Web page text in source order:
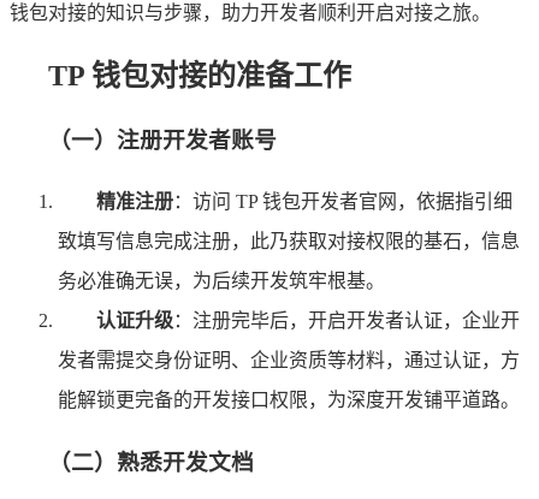
钱包对接的知识与步骤，助力开发者顺利开启对接之旅。
TP 钱包对接的准备工作
（一）注册开发者账号
精准注册：访问 TP 钱包开发者官网，依据指引细
致填写信息完成注册，此乃获取对接权限的基石，信息
务必准确无误，为后续开发筑牢根基。
认证升级：注册完毕后，开启开发者认证，企业开
发者需提交身份证明、企业资质等材料，通过认证，方
能解锁更完备的开发接口权限，为深度开发铺平道路。
（二）熟悉开发文档